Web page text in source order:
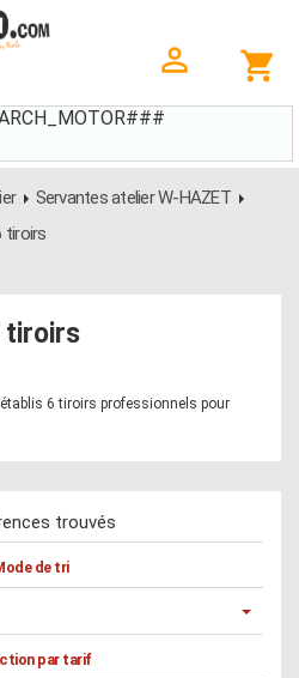
Servantes atelier W-HAZET
tiroirs
tiroirs
6 tiroirs professionnels pour
trouvés
de tri
par tarif